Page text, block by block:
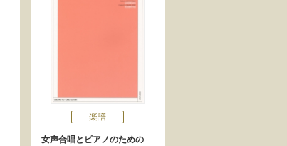
楽譜
女声合唱とピアノのための